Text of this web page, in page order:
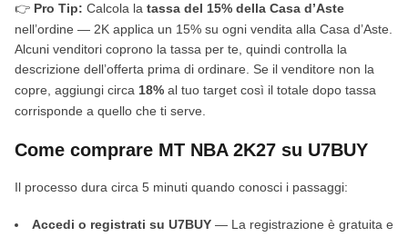
👉 Pro Tip: Calcola la tassa del 15% della Casa d’Aste
nell’ordine — 2K applica un 15% su ogni vendita alla Casa d’Aste.
Alcuni venditori coprono la tassa per te, quindi controlla la
descrizione dell’offerta prima di ordinare. Se il venditore non la
copre, aggiungi circa 18% al tuo target così il totale dopo tassa
corrisponde a quello che ti serve.
Come comprare MT NBA 2K27 su U7BUY
Il processo dura circa 5 minuti quando conosci i passaggi:
Accedi o registrati su U7BUY — La registrazione è gratuita e